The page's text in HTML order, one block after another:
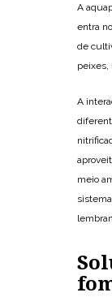
A
entra
de
peixes,
A
meio